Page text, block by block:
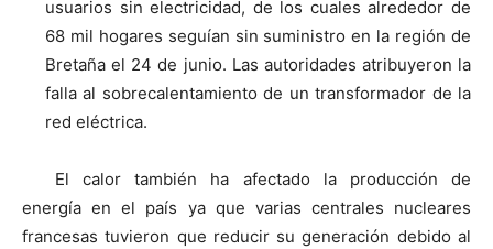
usuarios sin electricidad, de los cuales alrededor de
68 mil hogares seguían sin suministro en la región de
Bretaña el 24 de junio. Las autoridades atribuyeron la
falla al sobrecalentamiento de un transformador de la
red eléctrica.
El calor también ha afectado la producción de
energía en el país ya que varias centrales nucleares
francesas tuvieron que reducir su generación debido al